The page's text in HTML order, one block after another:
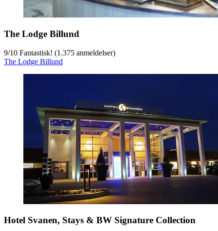
The Lodge Billund
9/10 Fantastisk! (1.375 anmeldelser)
The Lodge Billund
Hotel Svanen, Stays & BW Signature Collection